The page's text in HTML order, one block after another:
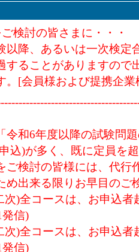
検討の皆さまに・・・
降、あるいは一次検定
することがありますので
。[会員様および提携企
和6年度以降の試験問題
込)が多く、既に定員を
ご検討の皆様には、代行
め出来る限りお早目のご
)全コースは、お申込者
信)
)全コースは、お申込者
信)